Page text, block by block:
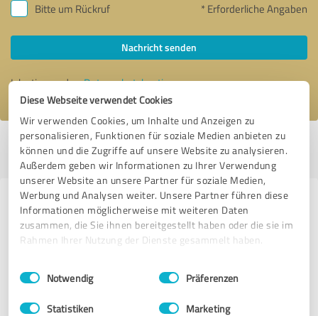
Diese Webseite verwendet Cookies
Wir verwenden Cookies, um Inhalte und Anzeigen zu
personalisieren, Funktionen für soziale Medien anbieten zu
können und die Zugriffe auf unsere Website zu analysieren.
Außerdem geben wir Informationen zu Ihrer Verwendung
unserer Website an unsere Partner für soziale Medien,
Werbung und Analysen weiter. Unsere Partner führen diese
Informationen möglicherweise mit weiteren Daten
zusammen, die Sie ihnen bereitgestellt haben oder die sie im
Rahmen Ihrer Nutzung der Dienste gesammelt haben.
Impressum Datenschutzbestimmungen
Einwilligungsauswahl
Notwendig Präferenzen
Statistiken Marketing
Bitte um Rückruf * Erforderliche Angaben
Nachricht senden
Ich stimme denDatenschutzbestimmungenzu.
Profil aktiv seit 08.08.2024 | Letzte Aktualisierung: 08.08.2024
melden
Erfahrungen zu weiteren
Anbietern aus dem Bereich
Transport, Logistik & Spedition
ETE Logistik GmbH